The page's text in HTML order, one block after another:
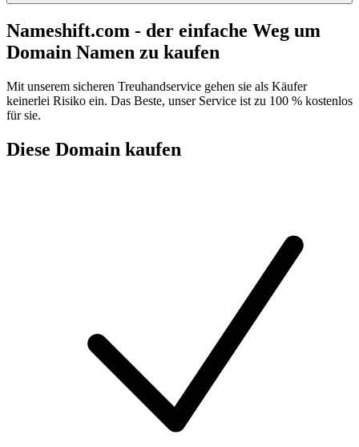
Nameshift.com - der einfache Weg um
Domain Namen zu kaufen
Mit unserem sicheren Treuhandservice gehen sie als Käufer
keinerlei Risiko ein. Das Beste, unser Service ist zu 100 % kostenlos
für sie.
Diese Domain kaufen